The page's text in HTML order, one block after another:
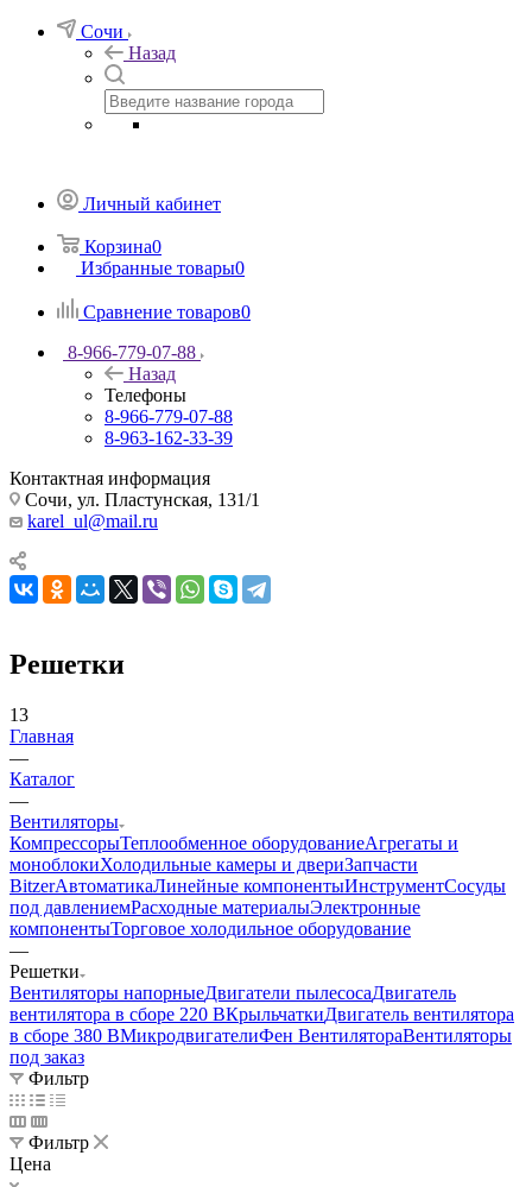
Сочи
Назад
Личный кабинет
Корзина0
Избранные товары0
Сравнение товаров0
8-966-779-07-88
Назад
Телефоны
8-966-779-07-88
8-963-162-33-39
Контактная информация
Сочи, ул. Пластунская, 131/1
karel_ul@mail.ru
Решетки
13
Главная
—
Каталог
—
Вентиляторы
КомпрессорыТеплообменное оборудованиеАгрегаты и
моноблокиХолодильные камеры и двериЗапчасти
BitzerАвтоматикаЛинейные компонентыИнструментСосуды
под давлениемРасходные материалыЭлектронные
компонентыТорговое холодильное оборудование
—
Решетки
Вентиляторы напорныеДвигатели пылесосаДвигатель
вентилятора в сборе 220 ВКрыльчаткиДвигатель вентилятора
в сборе 380 ВМикродвигателиФен ВентилятораВентиляторы
под заказ
Фильтр
Фильтр
Цена